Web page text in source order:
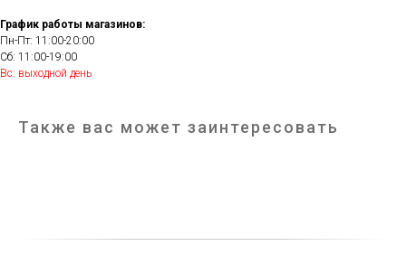
График работы магазинов:
Пн-Пт: 11:00-20:00
Сб: 11:00-19:00
Вс: выходной день
Также вас может заинтересовать